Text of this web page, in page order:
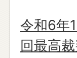
令和6年
回最高